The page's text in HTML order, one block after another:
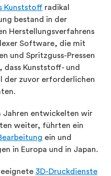
Kunststoff radikal
bestand in der
Herstellungsverfahrens
Software, die mit
und Spritzguss-Pressen
dass Kunststoff- und
der zuvor erforderlichen
Jahren entwickelten wir
weiter, führten ein
ein und
in Europa und in Japan.
3D-Druckdienste